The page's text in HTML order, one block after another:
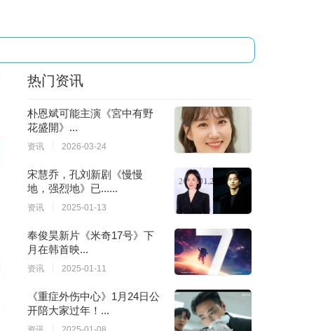
热门资讯
朴恩斌可能主演《宮中有野
花盛開》...
资讯 2026-03-24
宋慧乔，孔刘新剧《慢慢
地，强烈地》已......
资讯 2025-01-13
奉俊昊新片《米奇17号》下
月在韩首映...
资讯 2025-01-11
《重症外伤中心》1月24日公
开陪大家过年！...